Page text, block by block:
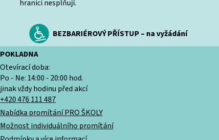
hranici nesplňují.
BEZBARIÉROVÝ PŘÍSTUP – na vyžádání
POKLADNA
Otevírací doba:
Po - Ne: 14:00 - 20:00 hod.
jinak vždy hodinu před akcí
+420 476 111 487
Nabídka promítání PRO ŠKOLY
Možnost individuálního promítání